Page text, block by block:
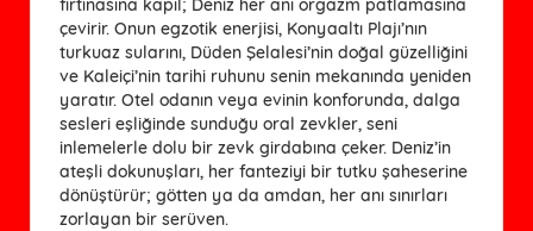
fırtınasına kapıl; Deniz her anı orgazm patlamasına
çevirir. Onun egzotik enerjisi, Konyaaltı Plajı’nın
turkuaz sularını, Düden Şelalesi’nin doğal güzelliğini
ve Kaleiçi’nin tarihi ruhunu senin mekanında yeniden
yaratır. Otel odanın veya evinin konforunda, dalga
sesleri eşliğinde sunduğu oral zevkler, seni
inlemelerle dolu bir zevk girdabına çeker. Deniz’in
ateşli dokunuşları, her fanteziyi bir tutku şaheserine
dönüştürür; götten ya da amdan, her anı sınırları
zorlayan bir serüven.